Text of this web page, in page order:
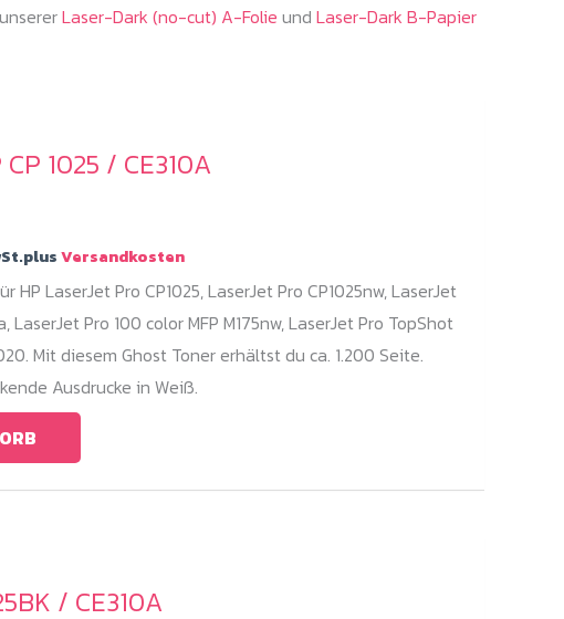
Laser-Dark (no-cut) A-Folie und Laser-Dark B-Papier
1025 / CE310A
Versandkosten
LaserJet Pro CP1025, LaserJet Pro CP1025nw, LaserJet
LaserJet Pro 100 color MFP M175nw, LaserJet Pro TopShot
Mit diesem Ghost Toner erhältst du ca. 1.200 Seite.
Ausdrucke in Weiß.
/ CE310A